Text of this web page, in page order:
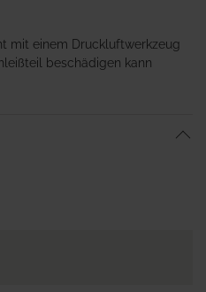
mit einem Druckluftwerkzeug
beschädigen kann